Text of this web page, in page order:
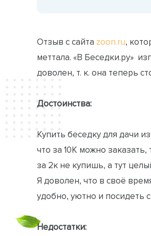
Отзыв с сайта zoon.ru,
меттала. «В Беседки.ру»
доволен, т. к. она теперь
Достоинства:
Купить беседку для дачи
что за 10К можно
за 2к не купишь, а тут
Я доволен, что в своё
удобно, уютно и посидеть
Недостатки: